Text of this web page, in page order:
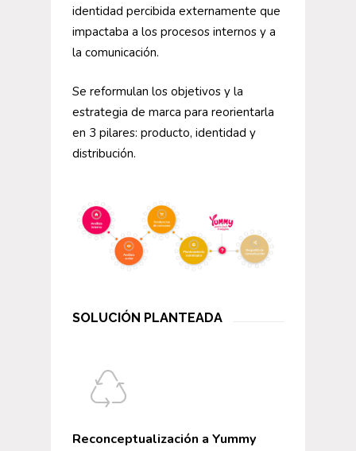
identidad percibida externamente que
impactaba a los procesos internos y a
la comunicación.
Se reformulan los objetivos y la
estrategia de marca para reorientarla
en 3 pilares: producto, identidad y
distribución.
SOLUCIÓN PLANTEADA
Reconceptualización a Yummy